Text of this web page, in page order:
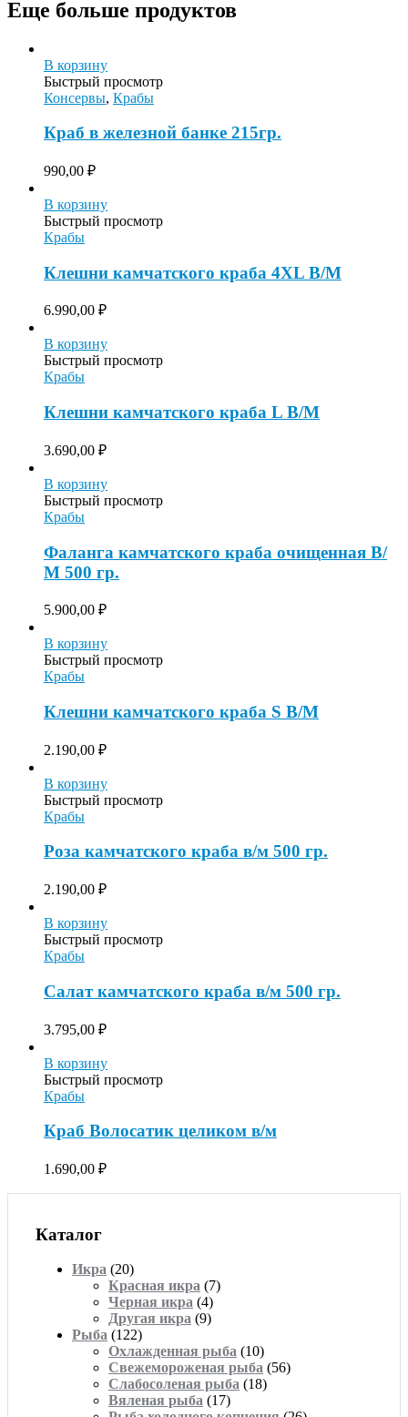
Еще больше продуктов
В корзину
Быстрый просмотр
Консервы, Крабы
Краб в железной банке 215гр.
990,00 ₽
В корзину
Быстрый просмотр
Крабы
Клешни камчатского краба 4XL В/М
6.990,00 ₽
В корзину
Быстрый просмотр
Крабы
Клешни камчатского краба L В/М
3.690,00 ₽
В корзину
Быстрый просмотр
Крабы
Фаланга камчатского краба очищенная В/
М 500 гр.
5.900,00 ₽
В корзину
Быстрый просмотр
Крабы
Клешни камчатского краба S В/М
2.190,00 ₽
В корзину
Быстрый просмотр
Крабы
Роза камчатского краба в/м 500 гр.
2.190,00 ₽
В корзину
Быстрый просмотр
Крабы
Салат камчатского краба в/м 500 гр.
3.795,00 ₽
В корзину
Быстрый просмотр
Крабы
Краб Волосатик целиком в/м
1.690,00 ₽
Каталог
Икра (20)
Красная икра (7)
Черная икра (4)
Другая икра (9)
Рыба (122)
Охлажденная рыба (10)
Свежемороженая рыба (56)
Слабосоленая рыба (18)
Вяленая рыба (17)